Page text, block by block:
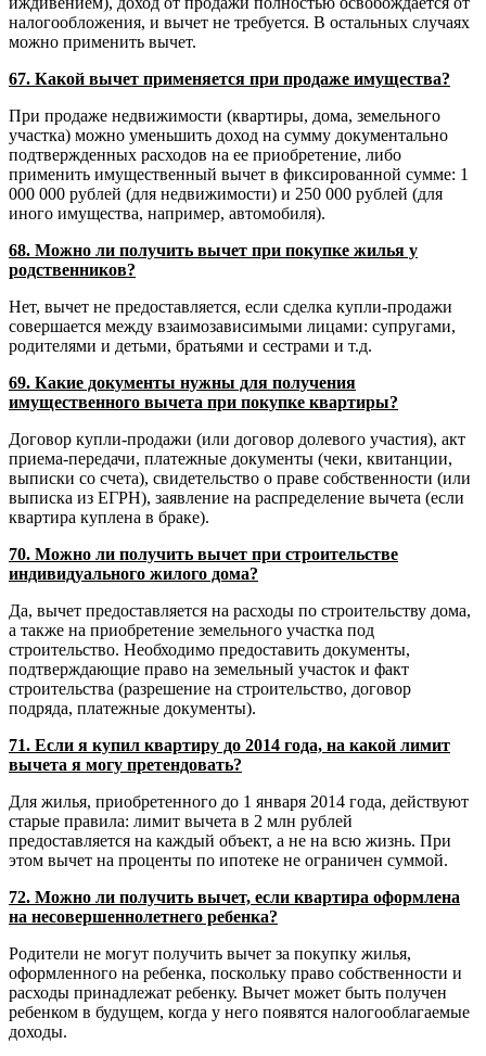
налогообложения, и вычет не требуется. В остальных случаях
можно применить вычет.
67. Какой вычет применяется при продаже имущества?
При продаже недвижимости (квартиры, дома, земельного
участка) можно уменьшить доход на сумму документально
подтвержденных расходов на ее приобретение, либо
применить имущественный вычет в фиксированной сумме: 1
000 000 рублей (для недвижимости) и 250 000 рублей (для
иного имущества, например, автомобиля).
68. Можно ли получить вычет при покупке жилья у
родственников?
Нет, вычет не предоставляется, если сделка купли-продажи
совершается между взаимозависимыми лицами: супругами,
родителями и детьми, братьями и сестрами и т.д.
69. Какие документы нужны для получения
имущественного вычета при покупке квартиры?
Договор купли-продажи (или договор долевого участия), акт
приема-передачи, платежные документы (чеки, квитанции,
выписки со счета), свидетельство о праве собственности (или
выписка из ЕГРН), заявление на распределение вычета (если
квартира куплена в браке).
70. Можно ли получить вычет при строительстве
индивидуального жилого дома?
Да, вычет предоставляется на расходы по строительству дома,
а также на приобретение земельного участка под
строительство. Необходимо предоставить документы,
подтверждающие право на земельный участок и факт
строительства (разрешение на строительство, договор
подряда, платежные документы).
71. Если я купил квартиру до 2014 года, на какой лимит
вычета я могу претендовать?
Для жилья, приобретенного до 1 января 2014 года, действуют
старые правила: лимит вычета в 2 млн рублей
предоставляется на каждый объект, а не на всю жизнь. При
этом вычет на проценты по ипотеке не ограничен суммой.
72. Можно ли получить вычет, если квартира оформлена
на несовершеннолетнего ребенка?
Родители не могут получить вычет за покупку жилья,
оформленного на ребенка, поскольку право собственности и
расходы принадлежат ребенку. Вычет может быть получен
ребенком в будущем, когда у него появятся налогооблагаемые
доходы.